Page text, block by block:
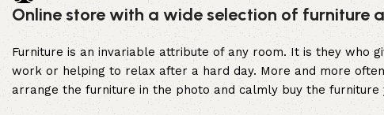
no pix
Leia mais
Online store with a wide selection of furniture
Furniture is an invariable attribute of any room. It is they who
work or helping to relax after a hard day. More and more
arrange the furniture in the photo and calmly buy the